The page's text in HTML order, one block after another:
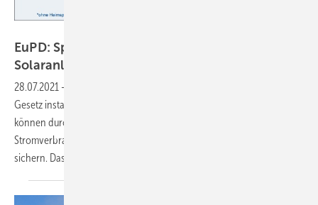
EuPD: Speicher sichern Rentabilität von
Solaranlagen
28.07.2021 -
Gesetz installierten atmenden Deckels immer weiter ab. Speicher
können durch eine Steigerung des Eigenverbrauchs bei hohem
Stromverbrauch die Wirtschaftlichkeit einer Solarstromanlage
sichern. Das belegt eine aktuelle